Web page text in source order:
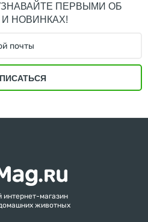
ПЕРВЫМИ ОБ
НОВИНКАХ!
магазин
животных